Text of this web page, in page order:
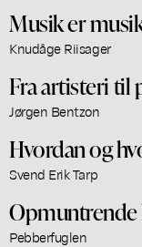
Musik er
Knudåge Riisager
Fra artisteri til
Jørgen Bentzon
Hvordan og
Svend Erik Tarp
Pebberfuglen